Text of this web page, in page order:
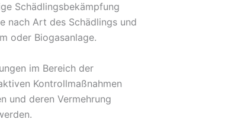
Schädlingsbekämpfung
nach Art des Schädlings und
oder Biogasanlage.
im Bereich der
Kontrollmaßnahmen
und deren Vermehrung